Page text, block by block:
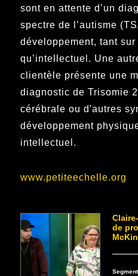
sont en attente d’un
spectre de l’autisme
développement, tant
qu’intellectuel. Une
clientèle présente une
diagnostic de Trisomie
cérébrale ou d'autres
développement
intellectuel.
www.petiteechelle.org
de